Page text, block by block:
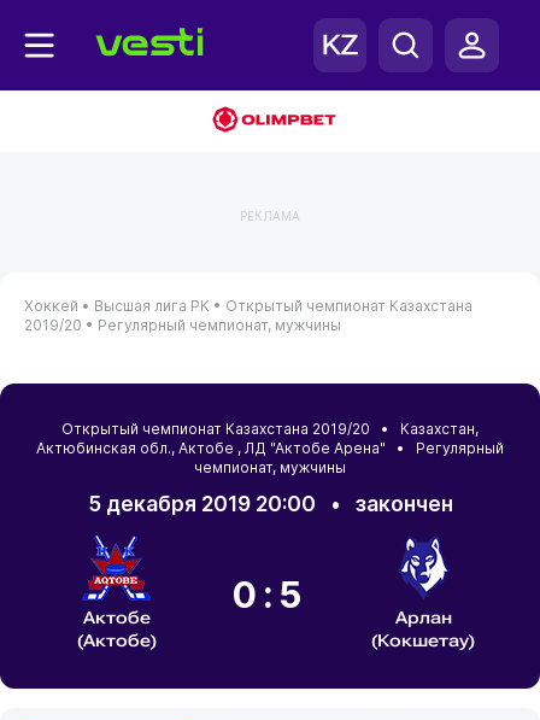
РЕКЛАМА
Хоккей • Высшая лига РК • Открытый чемпионат Казахстана
2019/20 • Регулярный чемпионат, мужчины
Открытый чемпионат Казахстана 2019/20 • Казахстан,
Актюбинская обл., Актобе , ЛД "Актобе Арена" • Регулярный
чемпионат, мужчины
5 декабря 2019 20:00 • закончен
Актобе
(Актобе)
0:5
Арлан
(Кокшетау)